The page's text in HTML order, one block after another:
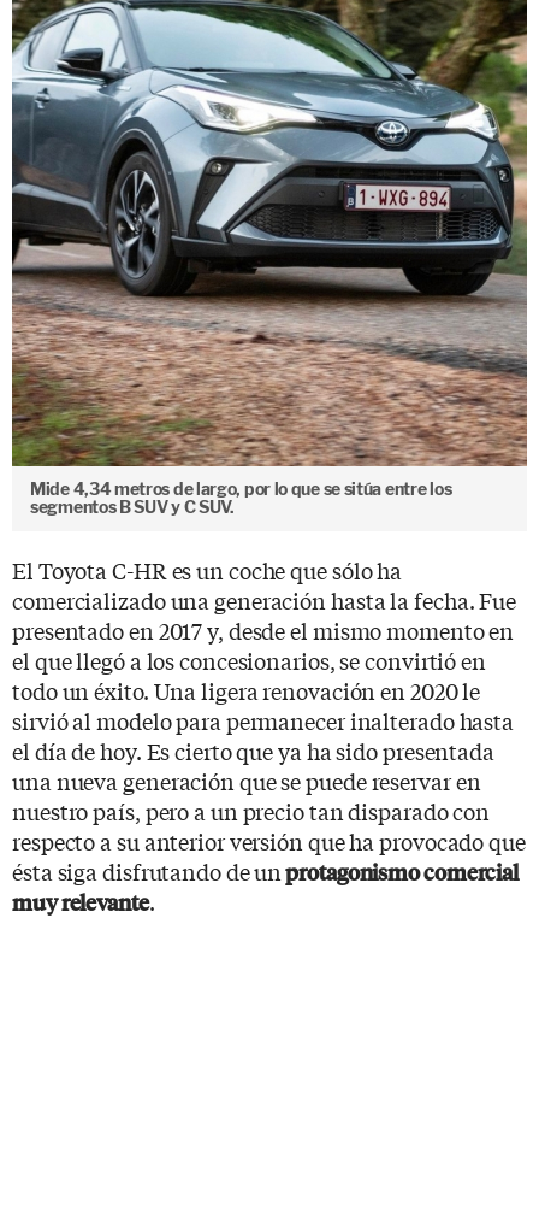
Mide 4,34 metros de largo, por lo que se sitúa entre los
segmentos B SUV y C SUV.
El Toyota C-HR es un coche que sólo ha
comercializado una generación hasta la fecha. Fue
presentado en 2017 y, desde el mismo momento en
el que llegó a los concesionarios, se convirtió en
todo un éxito. Una ligera renovación en 2020 le
sirvió al modelo para permanecer inalterado hasta
el día de hoy. Es cierto que ya ha sido presentada
una nueva generación que se puede reservar en
nuestro país, pero a un precio tan disparado con
respecto a su anterior versión que ha provocado que
ésta siga disfrutando de unprotagonismo comercial
muy relevante.